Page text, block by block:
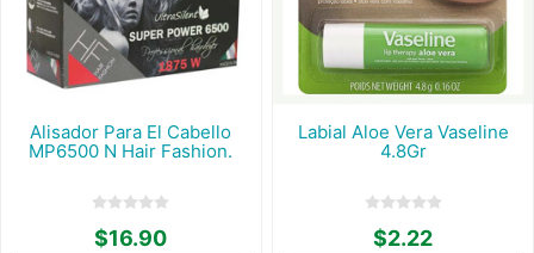
Alisador Para El Cabello
MP6500 N Hair Fashion.
$16.90
Labial Aloe Vera Vaseline
4.8Gr
$2.22